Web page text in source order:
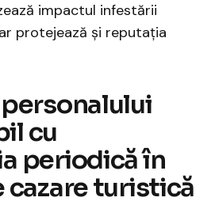
impactul infestării
protejează și reputația
cu
periodică în
cazare turistică